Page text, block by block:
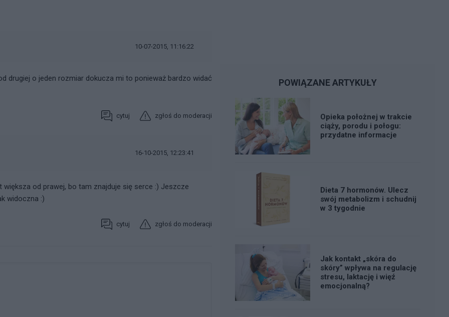
10-07-2015, 11:16:22
drugiej o jeden rozmiar dokucza mi to ponieważ bardzo widać
cytuj zgłoś do moderacji
16-10-2015, 12:23:41
od prawej, bo tam znajduje się serce :) Jeszcze
widoczna :)
cytuj zgłoś do moderacji
POWIĄZANE ARTYKUŁY
Opieka położnej w trakcie
ciąży, porodu i połogu:
przydatne informacje
Dieta 7 hormonów. Ulecz
swój metabolizm i schudnij
w 3 tygodnie
Jak kontakt „skóra do
skóry” wpływa na regulację
stresu, laktację i więź
emocjonalną?